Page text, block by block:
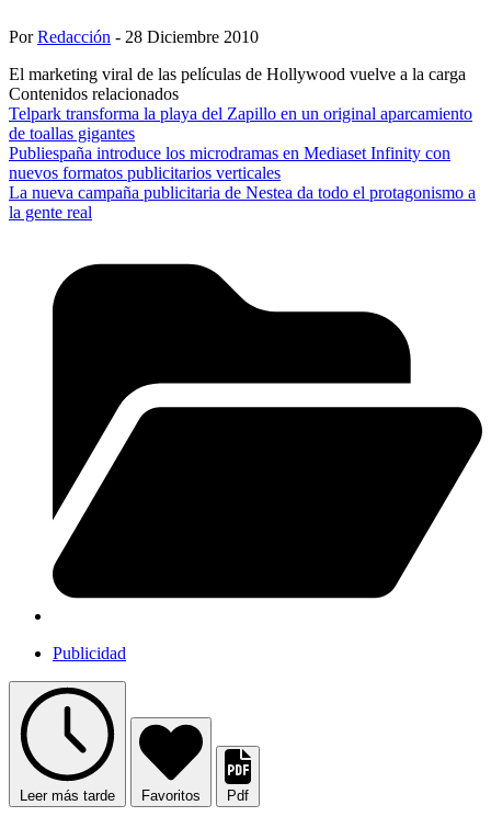
PorRedacción - 28 Diciembre 2010
El marketing viral de las películas de Hollywood vuelve a la carga
Contenidos relacionados
Telpark transforma la playa del Zapillo en un original aparcamiento
de toallas gigantes
Publiespaña introduce los microdramas en Mediaset Infinity con
nuevos formatos publicitarios verticales
La nueva campaña publicitaria de Nestea da todo el protagonismo a
la gente real
Publicidad
Leer más tarde Favoritos Pdf